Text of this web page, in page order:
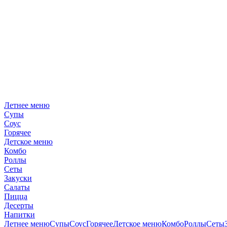
Летнее меню
Супы
Соус
Горячее
Детское меню
Комбо
Роллы
Сеты
Закуски
Салаты
Пицца
Десерты
Напитки
Летнее менюСупыСоусГорячееДетское менюКомбоРоллыСеты